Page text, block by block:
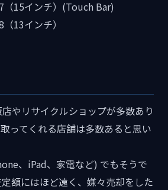
15インチ）(Touch Bar)
13インチ）
やリサイクルショップが多数あり
ってくれる店舗は多数あると思い
、iPad、家電など) でもそうで
額にはほど遠く、嫌々売却をした